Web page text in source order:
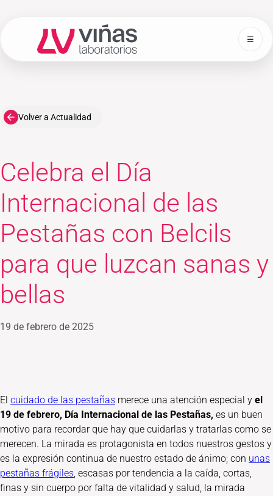
Laboratorios Viñas ☰
Volver a Actualidad
Celebra el Día
Internacional de las
Pestañas con Belcils
para que luzcan sanas y
bellas
19 de febrero de 2025
El cuidado de las pestañas merece una atención especial y el
19 de febrero, Día Internacional de las Pestañas, es un buen
motivo para recordar que hay que cuidarlas y tratarlas como se
merecen. La mirada es protagonista en todos nuestros gestos y
es la expresión continua de nuestro estado de ánimo; con unas
pestañas frágiles, escasas por tendencia a la caída, cortas,
finas y sin cuerpo por falta de vitalidad y salud, la mirada